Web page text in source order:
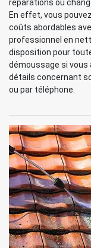
réparations ou
En effet, vous
coûts abordables
professionnel en
disposition pour
démoussage si vous
détails concernant
ou par téléphone.